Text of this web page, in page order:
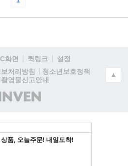
화면 퀵링크
설정
처리방침
청소년보호정책
영물신고안내
(주)
인
▲